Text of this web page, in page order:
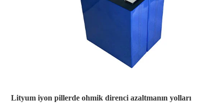
Lityum iyon pillerde ohmik direnci azaltmanın yolları